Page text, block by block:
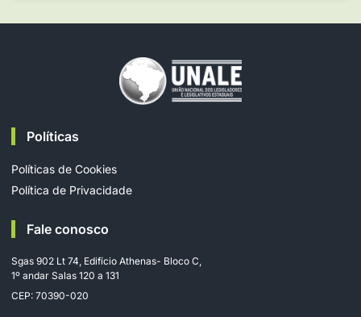
Políticas
Políticas de Cookies
Política de Privacidade
Fale conosco
Sgas 902 Lt 74, Edifício Athenas- Bloco C,
1º andar Salas 120 a 131
CEP: 70390-020